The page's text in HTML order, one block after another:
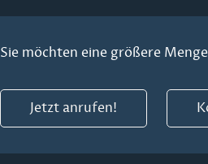
Sie möchten eine größere
Jetzt anrufen!